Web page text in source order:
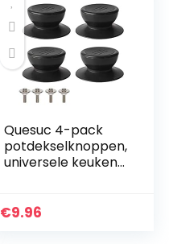
Quesuc 4-pack
potdekselknoppen,
universele keuken
knoppen braadpan
€9.96